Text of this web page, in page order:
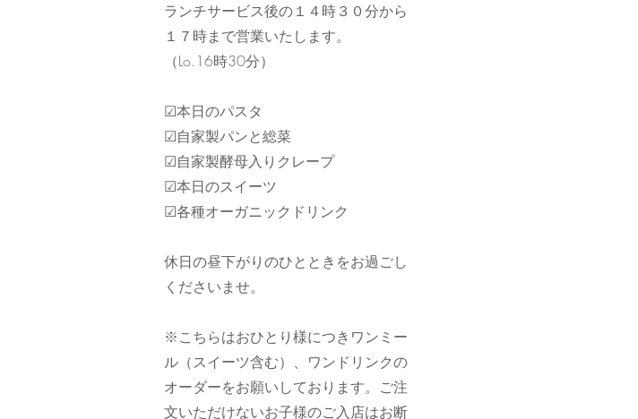
ランチサービス後の１４時３０分から
１７時まで営業いたします。
（Lo.16時30分）
☑本日のパスタ
☑自家製パンと総菜
☑自家製酵母入りクレープ
☑本日のスイーツ
☑各種オーガニックドリンク
​休日の昼下がりのひとときをお過ごし
くださいませ。
​※こちらはおひとり様につきワンミー
ル（スイーツ含む）、ワンドリンクの
オーダーをお願いしております。ご注
文いただけないお子様のご入店はお断